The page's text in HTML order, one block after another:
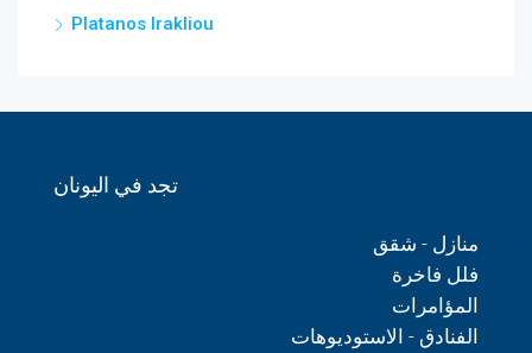
Platanos Irakliou
تجد في اليونان
منازل - شقق
فلل فاخرة
المؤامرات
الفنادق - الاستوديوهات